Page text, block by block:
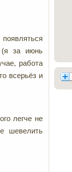
(я за июнь
работа
всерьёз и
легче не
шевелить